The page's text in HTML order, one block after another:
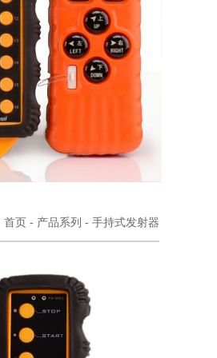
首页 - 产品系列 - 手持式发射器